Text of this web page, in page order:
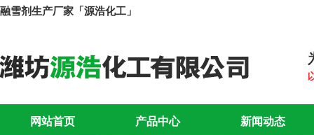
融雪剂生产厂家「源浩化工」
网站首页 产品中心 新闻动态